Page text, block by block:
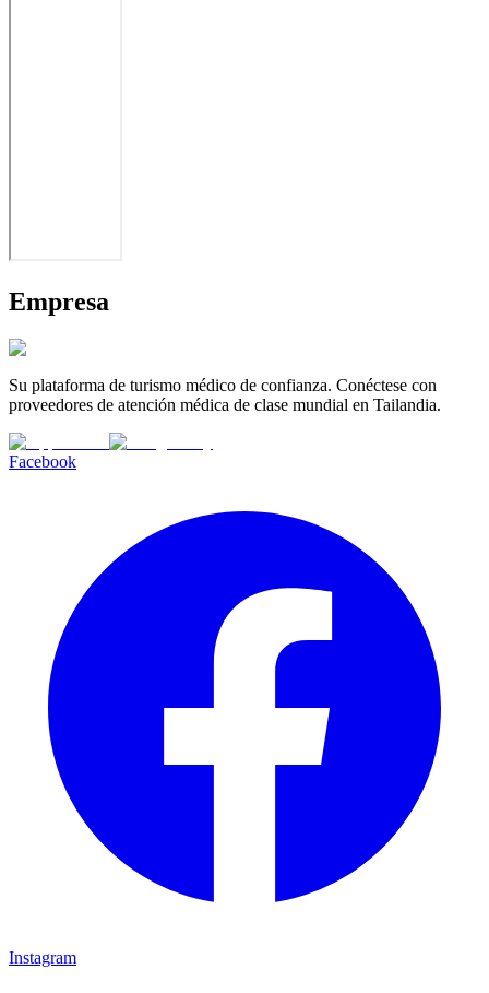
Empresa
Su plataforma de turismo médico de confianza. Conéctese con
proveedores de atención médica de clase mundial en Tailandia.
Facebook
Instagram